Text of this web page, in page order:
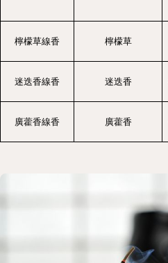
檸檬草線香 檸檬草
迷迭香線香 迷迭香
廣藿香線香 廣藿香